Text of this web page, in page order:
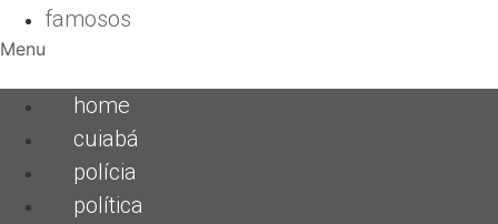
famosos
Menu
home
cuiabá
polícia
política